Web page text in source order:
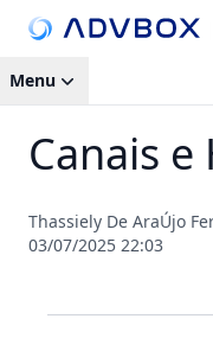
Menu
Canais
Thassiely De AraÚjo
03/07/2025 22:03